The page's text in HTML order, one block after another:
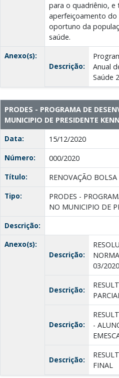
para o quadriênio,
aperfeiçoamento do
oportuno da
saúde.
Anexo(s):
Descrição:
Anual
Saúde
PRODES - PROGRAMA DE
MUNICIPIO DE PRESIDENTE
Data:
15/12/2020
Número:
000/2020
Título:
RENOVAÇÃO
Tipo:
PRODES -
NO MUNICIPIO DE
Descrição:
Anexo(s):
Descrição:
03/2020
Descrição:
Descrição:
-
Descrição:
FINAL